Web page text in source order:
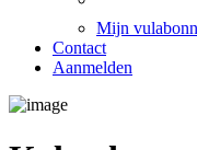
Mijn
Contact
Aanmelden